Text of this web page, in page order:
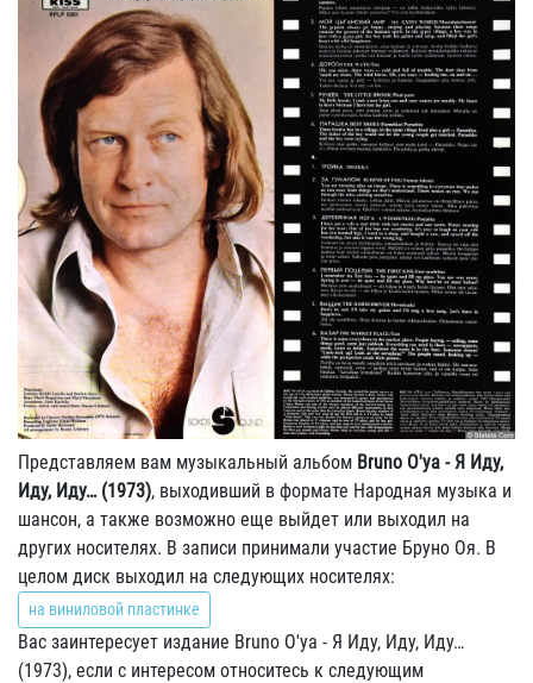
Представляем вам музыкальный альбом Bruno O'ya - Я Иду,
Иду, Иду… (1973), выходивший в формате Народная музыка и
шансон, а также возможно еще выйдет или выходил на
других носителях. В записи принимали участие Бруно Оя. В
целом диск выходил на следующих носителях:
на виниловой пластинке
Вас заинтересует издание Bruno O'ya - Я Иду, Иду, Иду…
(1973), если с интересом относитесь к следующим